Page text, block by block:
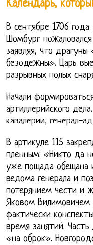
Календарь,
В сентябре 1706 года
Шомбург
заявляя, что
безодежны». Царь
разрывных полых
Начали
артиллерийского
кавалерии, генерал-
В артикуле 115
пленным: «Никто да
уже пощада обещана
ведома генерала и
потерянием чести и
Яковом
фактически
время занятий.
«на оброк».